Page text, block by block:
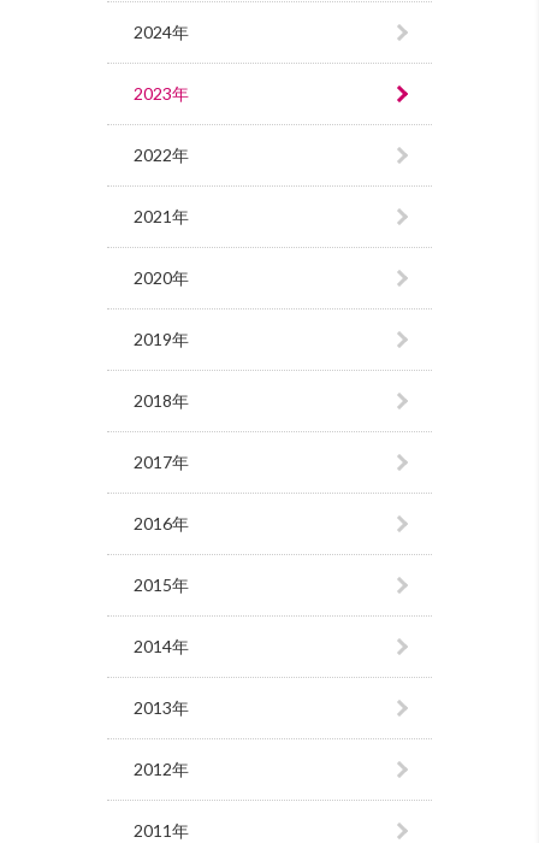
2024年
2023年
2022年
2021年
2020年
2019年
2018年
2017年
2016年
2015年
2014年
2013年
2012年
2011年